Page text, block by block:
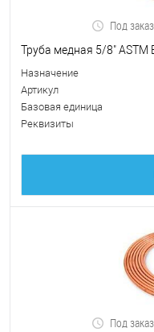
Под
Труба медная 5/8" ASTM
Назначение
Артикул
Базовая единица
Реквизиты
Под